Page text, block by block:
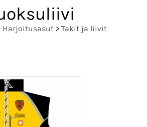
Harjoitusasut > Takit ja liivit